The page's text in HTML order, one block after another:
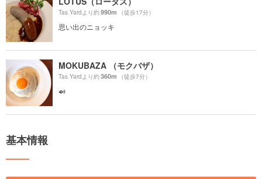
Tas Yardより約990m （徒歩17分）
思い出のニョッキ
MOKUBAZA （モクバザ）
Tas Yardより約360m （徒歩7分）
🍛
基本情報